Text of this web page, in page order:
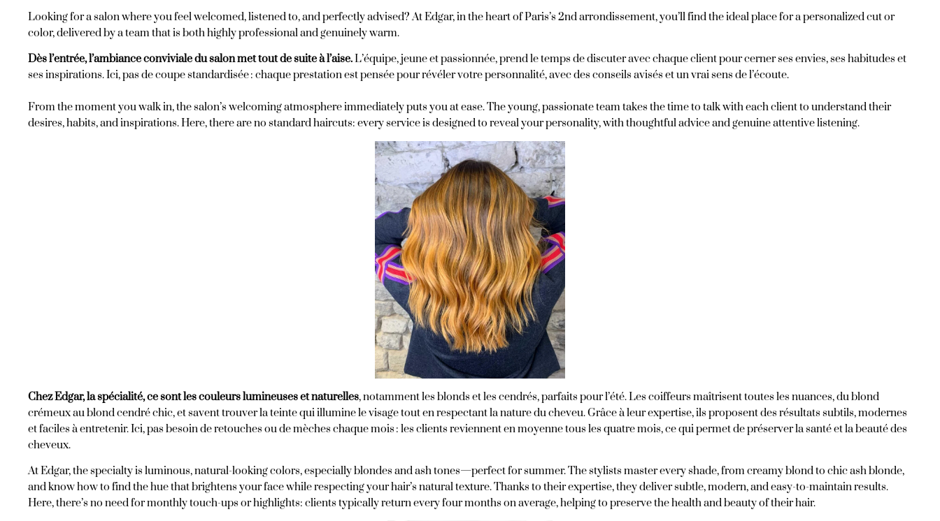
Looking for a salon where you feel welcomed, listened to, and perfectly advised? At Edgar, in the heart of Paris’s 2nd arrondissement, you’ll find the ideal place for a personalized cut or
color, delivered by a team that is both highly professional and genuinely warm.
Dès l’entrée, l’ambiance conviviale du salon met tout de suite à l’aise.L’équipe, jeune et passionnée, prend le temps de discuter avec chaque client pour cerner ses envies, ses habitudes et
ses inspirations. Ici, pas de coupe standardisée : chaque prestation est pensée pour révéler votre personnalité, avec des conseils avisés et un vrai sens de l’écoute.
From the moment you walk in, the salon’s welcoming atmosphere immediately puts you at ease. The young, passionate team takes the time to talk with each client to understand their
desires, habits, and inspirations. Here, there are no standard haircuts: every service is designed to reveal your personality, with thoughtful advice and genuine attentive listening.
Chez Edgar, la spécialité, ce sont les couleurs lumineuses et naturelles, notamment les blonds et les cendrés, parfaits pour l’été. Les coiffeurs maîtrisent toutes les nuances, du blond
crémeux au blond cendré chic, et savent trouver la teinte qui illumine le visage tout en respectant la nature du cheveu. Grâce à leur expertise, ils proposent des résultats subtils, modernes
et faciles à entretenir. Ici, pas besoin de retouches ou de mèches chaque mois : les clients reviennent en moyenne tous les quatre mois, ce qui permet de préserver la santé et la beauté des
cheveux.
At Edgar, the specialty is luminous, natural-looking colors, especially blondes and ash tones—perfect for summer. The stylists master every shade, from creamy blond to chic ash blonde,
and know how to find the hue that brightens your face while respecting your hair’s natural texture. Thanks to their expertise, they deliver subtle, modern, and easy-to-maintain results.
Here, there’s no need for monthly touch-ups or highlights: clients typically return every four months on average, helping to preserve the health and beauty of their hair.